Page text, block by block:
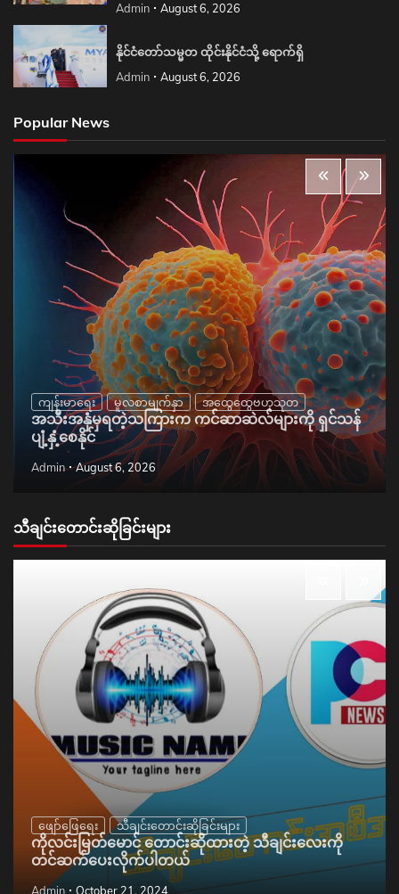
Admin August 6, 2026
နိုင်ငံတော်သမ္မတ ထိုင်းနိုင်ငံသို့ ရောက်ရှိ
Admin August 6, 2026
Popular News
ကျန်းမာရေး မူလစာမျက်နှာ အထွေထွေဗဟုသုတ
အသီးအနှံမှရတဲ့သကြားက ကင်ဆာဆဲလ်များကို ရှင်သန်
ပျံ့နှံ့စေနိုင်
Admin August 6, 2026
သီချင်းတောင်းဆိုခြင်းများ
ဖျော်ဖြေရေး သီချင်းတောင်းဆိုခြင်းများ
ကိုလင်းမြတ်မောင် တောင်းဆိုထားတဲ့ သီချင်းလေးကို
တင်ဆက်ပေးလိုက်ပါတယ်
Admin October 21, 2024